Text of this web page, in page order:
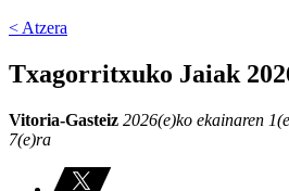
< Atzera
Txagorritxuko Jaiak
Vitoria-Gasteiz 2026(e)ko ekainaren
7(e)ra